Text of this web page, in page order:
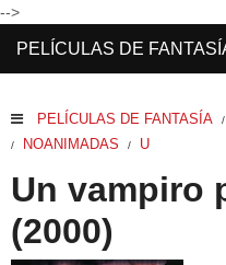
-->
PELÍCULAS DE
PELÍCULAS DE FANTASÍA /
/ NOANIMADAS / U
Un vampiro
(2000)